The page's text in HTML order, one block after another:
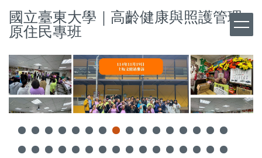
到
主
內
容
區
國立臺東大學｜高齡健康與照護管理
原住民專班